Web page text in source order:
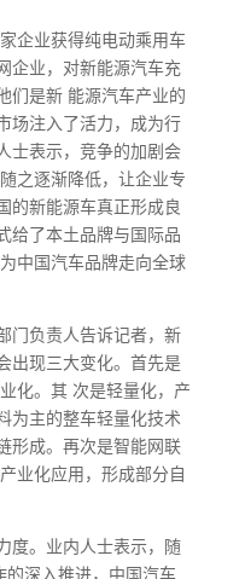
企业获得纯电动乘用车
企业，对新能源汽车充
们是新 能源汽车产业的
场注入了活力，成为行
士表示，竞争的加剧会
之逐渐降低，让企业专
的新能源车真正形成良
给了本土品牌与国际品
中国汽车品牌走向全球
门负责人告诉记者，新
出现三大变化。首先是
化。其 次是轻量化，产
为主的整车轻量化技术
形成。再次是智能网联
业化应用，形成部分自
度。业内人士表示，随
的深入推进，中国汽车